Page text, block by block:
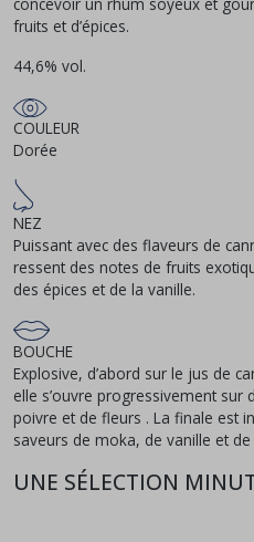
fruits et d’épices.
44,6% vol.
COULEUR
Dorée
NEZ
Puissant avec des flaveurs de
ressent des notes de fruits
des épices et de la vanille.
BOUCHE
Explosive, d’abord sur le jus de
elle s’ouvre progressivement sur
poivre et de fleurs . La finale est
saveurs de moka, de vanille et de
UNE SÉLECTION